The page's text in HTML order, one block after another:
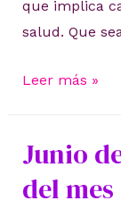
que implica
salud. Que
9
tu
horóscopo
Leer más »
Junio
del mes